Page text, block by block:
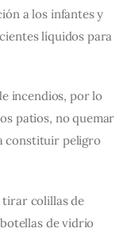
a los infantes y
líquidos para
incendios, por lo
patios, no quemar
constituir peligro
tirar colillas de
de vidrio